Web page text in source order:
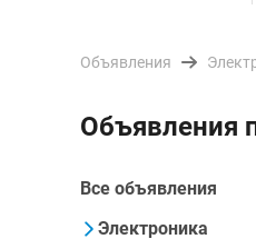
Объявления
Объявления
Все объявления
Электроника